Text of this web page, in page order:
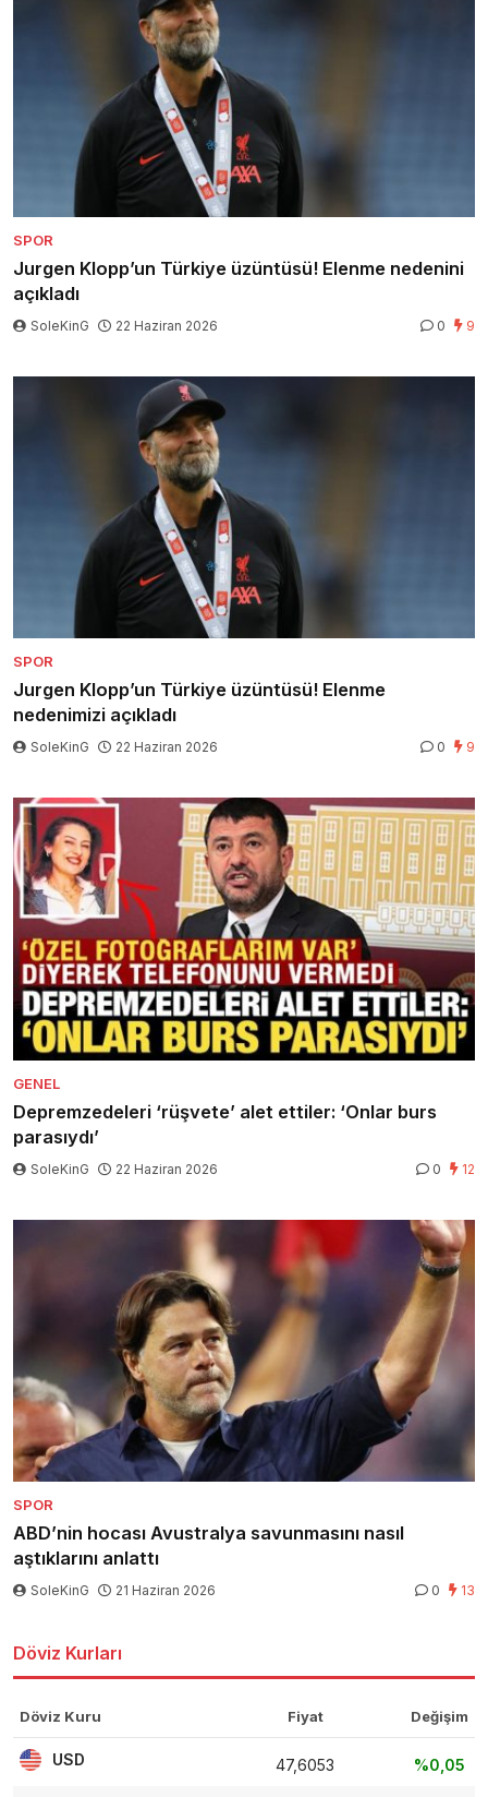
SPOR
Jurgen Klopp’un Türkiye üzüntüsü! Elenme nedenini
açıkladı
SoleKinG 22 Haziran 2026 0 9
SPOR
Jurgen Klopp’un Türkiye üzüntüsü! Elenme
nedenimizi açıkladı
SoleKinG 22 Haziran 2026 0 9
GENEL
Depremzedeleri ‘rüşvete’ alet ettiler: ‘Onlar burs
parasıydı’
SoleKinG 22 Haziran 2026 0 12
SPOR
ABD’nin hocası Avustralya savunmasını nasıl
aştıklarını anlattı
SoleKinG 21 Haziran 2026 0 13
Döviz Kurları
Döviz Kuru Fiyat Değişim
USD 47,6053 %0,05